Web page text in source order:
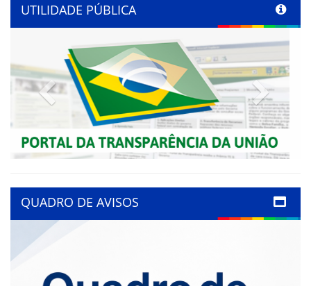
UTILIDADE PÚBLICA
Previous Next
QUADRO DE AVISOS